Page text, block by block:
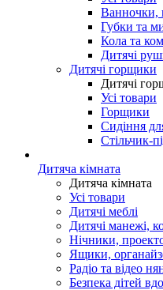
Ванночки,
Губки та
Кола та
Дитячі
Дитячі горщики
Дитячі
Усі товари
Горщики
Сидіння
Стільчик-
Дитяча кімната
Дитяча кімната
Усі товари
Дитячі меблі
Дитячі манежі,
Нічники,
Ящики,
Радіо та відео
Безпека дітей